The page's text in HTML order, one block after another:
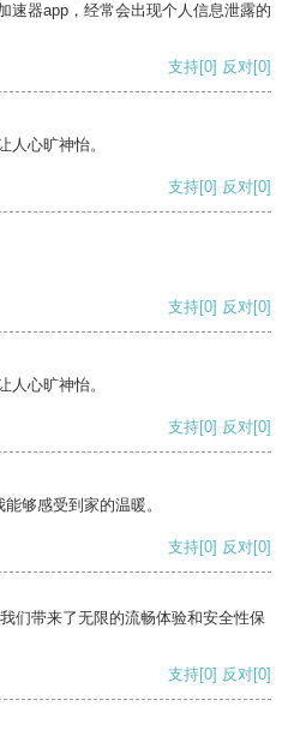
速器app，经常会出现个人信息泄露的
支持[0] 反对[0]
人心旷神怡。
支持[0] 反对[0]
支持[0] 反对[0]
人心旷神怡。
支持[0] 反对[0]
够感受到家的温暖。
支持[0] 反对[0]
们带来了无限的流畅体验和安全性保
支持[0] 反对[0]